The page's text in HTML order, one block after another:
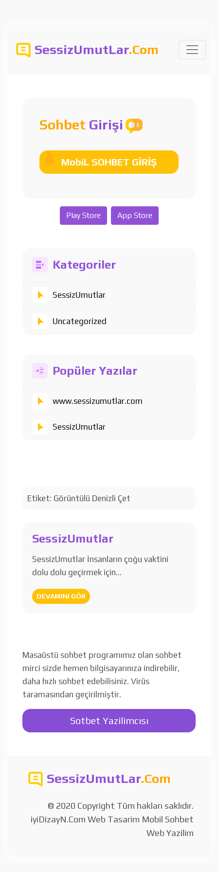
SessizUmutLar.Com
Sohbet Girişi
MobiL SOHBET GİRİŞ
Play Store App Store
Kategoriler
SessizUmutlar
Uncategorized
Popüler Yazılar
www.sessizumutlar.com
SessizUmutlar
Etiket: Görüntülü Denizli Çet
SessizUmutlar
SessizUmutlar İnsanların çoğu vaktini
dolu dolu geçirmek için…
DEVAMINI GÖR
Masaüstü sohbet programımız olan sohbet
mirci sizde hemen bilgisayarınıza indirebilir,
daha hızlı sohbet edebilisiniz. Virüs
taramasından geçirilmiştir.
Sotbet Yazilimcısı
SessizUmutLar.Com
© 2020 Copyright Tüm hakları saklıdır.
iyiDizayN.Com Web Tasarim Mobil Sohbet
Web Yazilim